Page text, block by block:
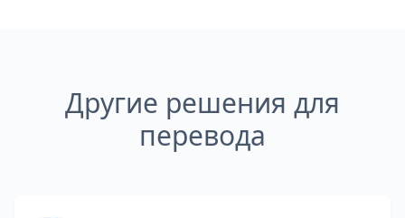
Другие решения для
перевода